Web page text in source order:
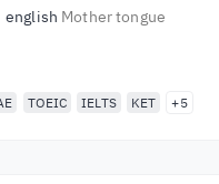
english Mother tongue
TOEIC IELTS KET +5